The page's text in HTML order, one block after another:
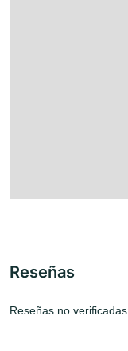
Reseñas
Reseñas no verificadas